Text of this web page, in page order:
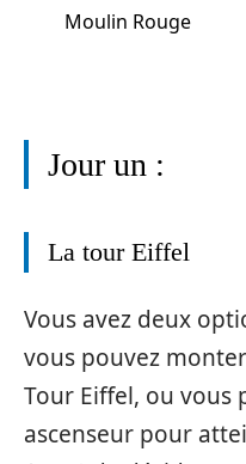
Moulin Rouge
Jour un :
La tour Eiffel
Vous avez deux
vous pouvez
Tour Eiffel, ou vous
ascenseur pour